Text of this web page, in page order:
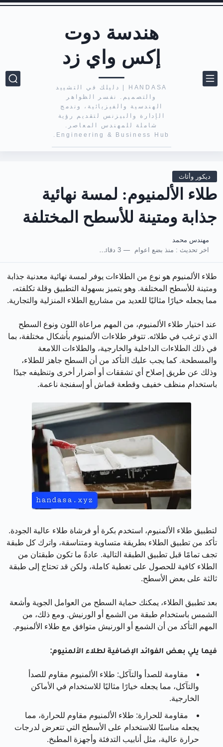
هندسة دوت
إكس واي زد
HANDASA | دليلك في التشييد
والتصميم. نفسر الظواهر
الهندسية والفيزيائية، وندمج
الإدارة والبيزنس لتقديم رؤية
شاملة للمهندس المعاصر.
Engineering & Business Hub.
ديكور وأثاث
طلاء الألمنيوم: لمسة نهائية
جذابة ومتينة للأسطح المختلفة
مهندس محمد
اخر تحديث : منذ بضع اعوام 3 دقائق للقراءة
طلاء الألمنيوم هو نوع من الطلاءات يوفر لمسة نهائية معدنية جذابة
ومتينة للأسطح المختلفة. وهو يتميز بسهولة التطبيق وقلة تكلفته،
مما يجعله خيارًا مثاليًا للعديد من مشاريع الطلاء المنزلية والتجارية.
عند اختيار طلاء الألمنيوم، من المهم مراعاة اللون ونوع السطح
الذي ترغب في طلائه. تتوفر طلاءات الألمنيوم بأشكال مختلفة، بما
في ذلك الطلاءات الداخلية والخارجية، والطلاءات اللامعة
والمسطحة. كما يجب عليك التأكد من أن السطح جاهز للطلاء،
وذلك عن طريق إصلاح أي تشققات أو أضرار أخرى وتنظيفه جيدًا
باستخدام منظف خفيف وقطعة قماش أو إسفنجة ناعمة.
لتطبيق طلاء الألمنيوم، استخدم بكرة أو فرشاة طلاء عالية الجودة.
تأكد من تطبيق الطلاء بطريقة متساوية ومتناسقة، واترك كل طبقة
تجف تمامًا قبل تطبيق الطبقة التالية. عادةً ما تكون طبقتان من
الطلاء كافية للحصول على تغطية كاملة، ولكن قد تحتاج إلى طبقة
ثالثة على بعض الأسطح.
بعد تطبيق الطلاء، يمكنك حماية السطح من العوامل الجوية وأشعة
الشمس باستخدام طبقة من الشمع أو الورنيش. ومع ذلك، من
المهم التأكد من أن الشمع أو الورنيش متوافق مع طلاء الألمنيوم.
فيما يلي بعض الفوائد الإضافية لطلاء الألمنيوم:
مقاومة للصدأ والتآكل: طلاء الألمنيوم مقاوم للصدأ
والتآكل، مما يجعله خيارًا مثاليًا للاستخدام في الأماكن
الخارجية.
مقاومة للحرارة: طلاء الألمنيوم مقاوم للحرارة، مما
يجعله مناسبًا للاستخدام على الأسطح التي تتعرض لدرجات
حرارة عالية، مثل أنابيب التدفئة وأجهزة المطبخ.